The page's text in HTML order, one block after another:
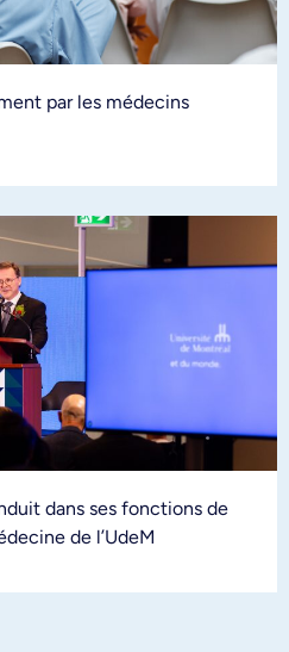
par les médecins
dans ses fonctions de
de l’UdeM